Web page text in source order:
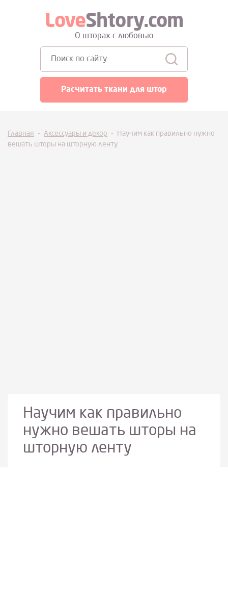
LoveShtory.com
О шторах с любовью
Расчитать ткани для штор
Главная - Аксессуары и декор -
Научим как правильно нужно
вешать шторы на шторную ленту
Научим как правильно
нужно вешать шторы на
шторную ленту